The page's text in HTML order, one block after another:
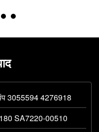
पंप 3055594 4276918
SA7220-00510